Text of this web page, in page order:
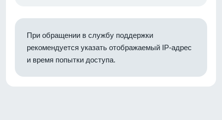
При обращении в службу поддержки
рекомендуется указать отображаемый IP-адрес
и время попытки доступа.